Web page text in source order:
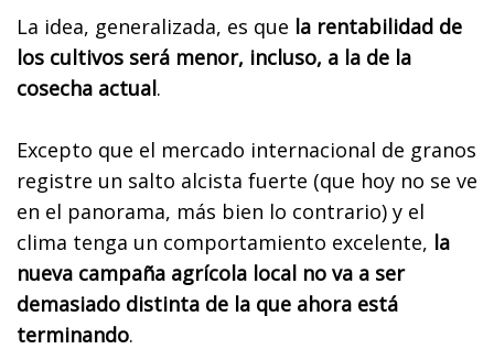
La idea, generalizada, es que la rentabilidad de
los cultivos será menor, incluso, a la de la
cosecha actual.
Excepto que el mercado internacional de granos
registre un salto alcista fuerte (que hoy no se ve
en el panorama, más bien lo contrario) y el
clima tenga un comportamiento excelente, la
nueva campaña agrícola local no va a ser
demasiado distinta de la que ahora está
terminando.